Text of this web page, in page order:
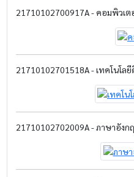
21710102700917A - คอมพิวเ
21710102701518A - เทคโนโล
21710102702009A - ภาษาอังก